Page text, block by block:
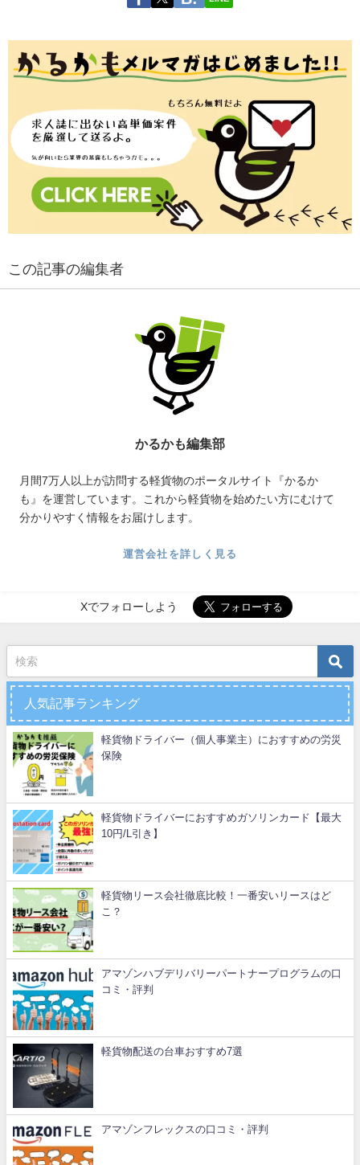
この記事の編集者
かるかも編集部
月間7万人以上が訪問する軽貨物のポータルサイト『かるか
も』を運営しています。これから軽貨物を始めたい方にむけて
分かりやすく情報をお届けします。
運営会社を詳しく見る
Xでフォローしよう
人気記事ランキング
軽貨物ドライバー（個人事業主）におすすめの労災
保険
軽貨物ドライバーにおすすめガソリンカード【最大
10円/L引き】
軽貨物リース会社徹底比較！一番安いリースはど
こ？
アマゾンハブデリバリーパートナープログラムの口
コミ・評判
軽貨物配送の台車おすすめ7選
アマゾンフレックスの口コミ・評判